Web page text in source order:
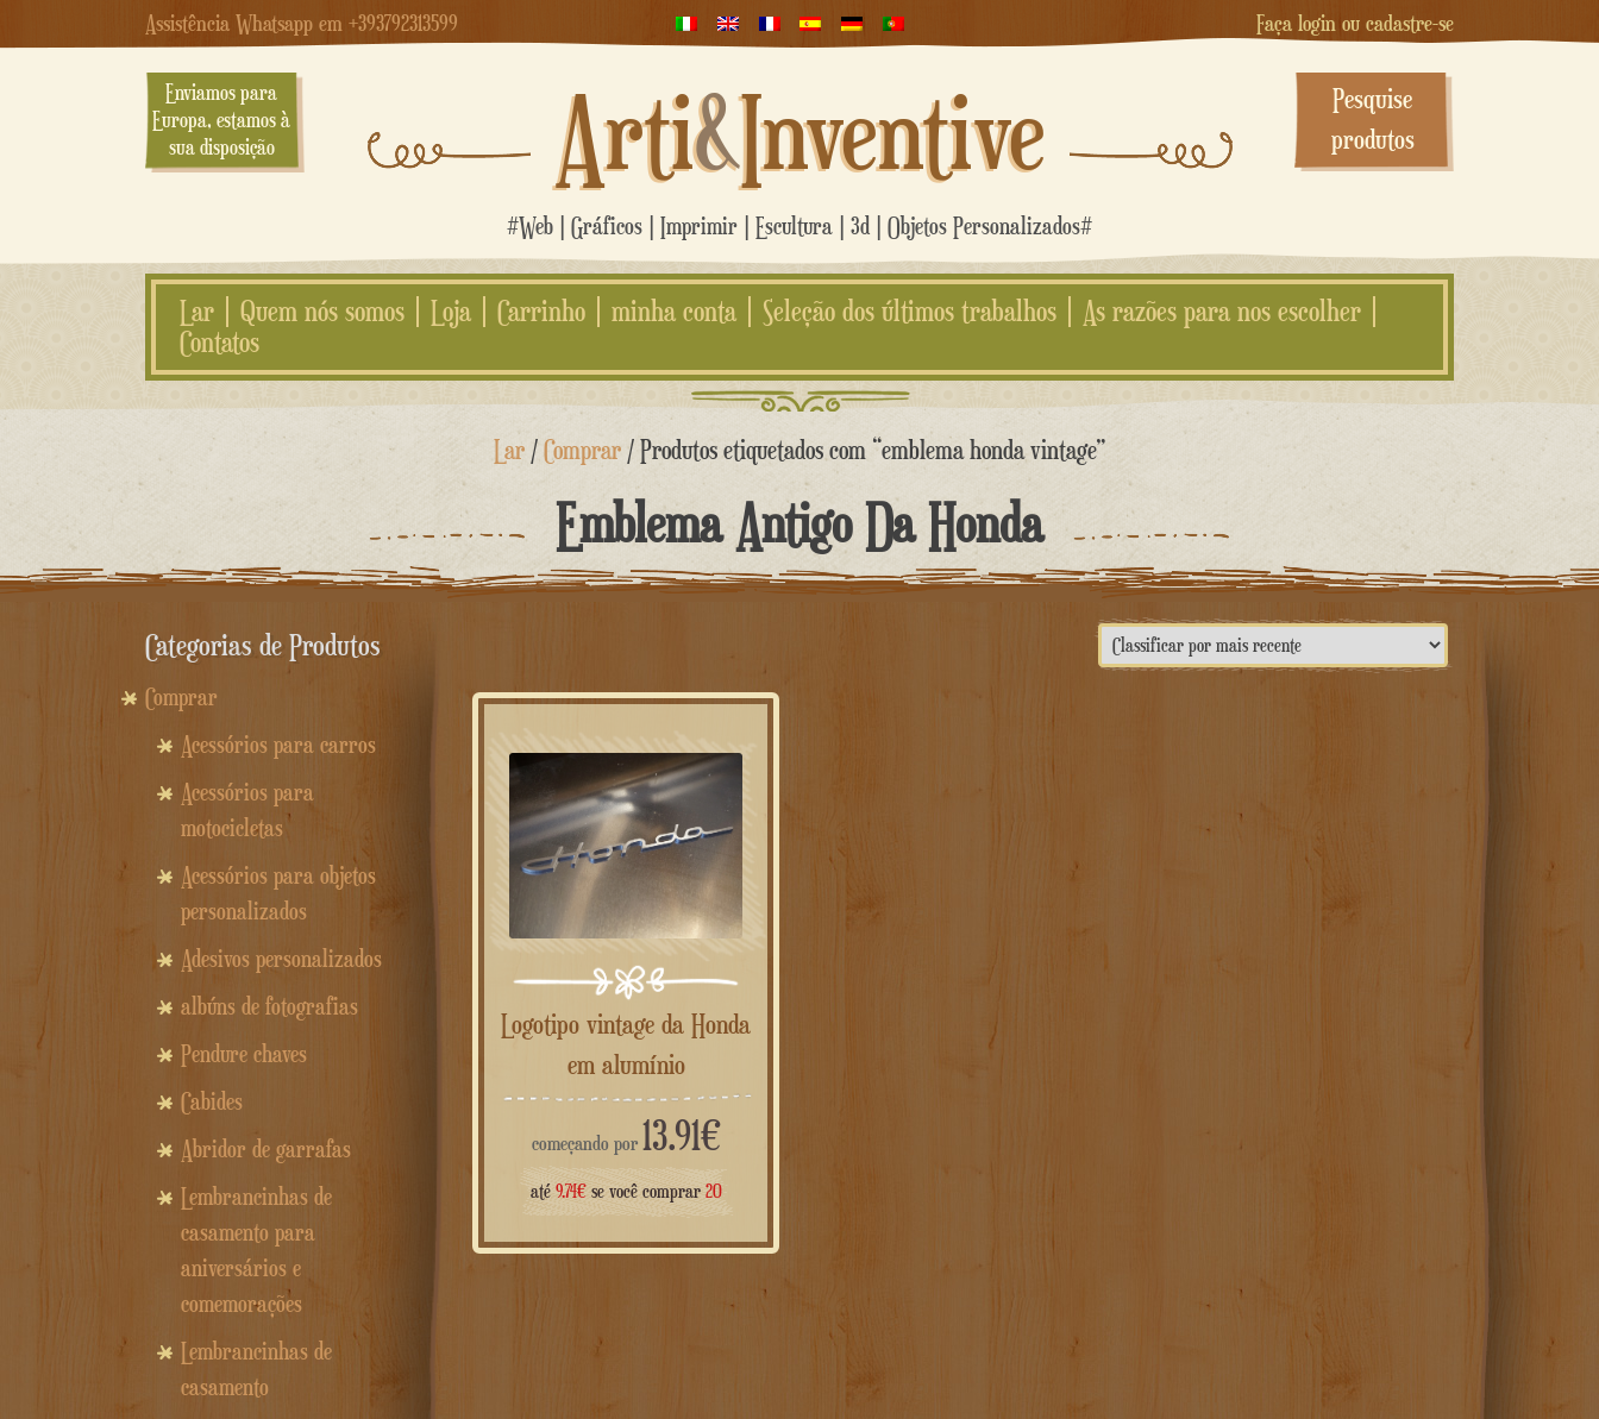
Assistência Whatsapp em +393792313599 Faça login ou cadastre-se
Enviamos para
Europa, estamos à
sua disposição
Arti&Inventive
#Web | Gráficos | Imprimir | Escultura | 3d | Objetos Personalizados#
Pesquise
produtos
Lar Quem nós somos Loja Carrinho minha conta Seleção dos últimos trabalhos
As razões para nos escolher
Contatos
Ir
conteúdo
Lar/Comprar/ Produtos etiquetados com “emblema honda vintage”
Emblema Antigo Da Honda
Logotipo vintage da Honda
em alumínio
começando por 13.91€
até 9.74€se você comprar 20
Categorias de Produtos
Comprar
Acessórios para carros
Acessórios para
motocicletas
Acessórios para objetos
personalizados
Adesivos personalizados
albúns de fotografias
Pendure chaves
Cabides
Abridor de garrafas
Lembrancinhas de
casamento para
aniversários e
comemorações
Lembrancinhas de
casamento